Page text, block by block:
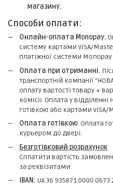
магазину.
Способи оплати:
Онлайн-оплата Monopay.
систему картами VISA/
платіжної системи
Оплата при отриманні.
транспортній компанії
оплату вартості товару +
комicii. Оплата у
готівкою або картами VISA/
Оплата готівкою. Оплата
курьером до двері.
Безготівковий розрахунок
Сплатити вартість
за реквізитами:
IBAN: UA 36 935871 0000